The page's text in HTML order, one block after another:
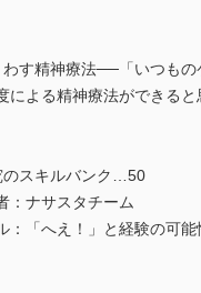
す精神療法──「いつも
による精神療法ができると
のスキルバンク…50
：ナサスタチーム
：「へえ！」と経験の可